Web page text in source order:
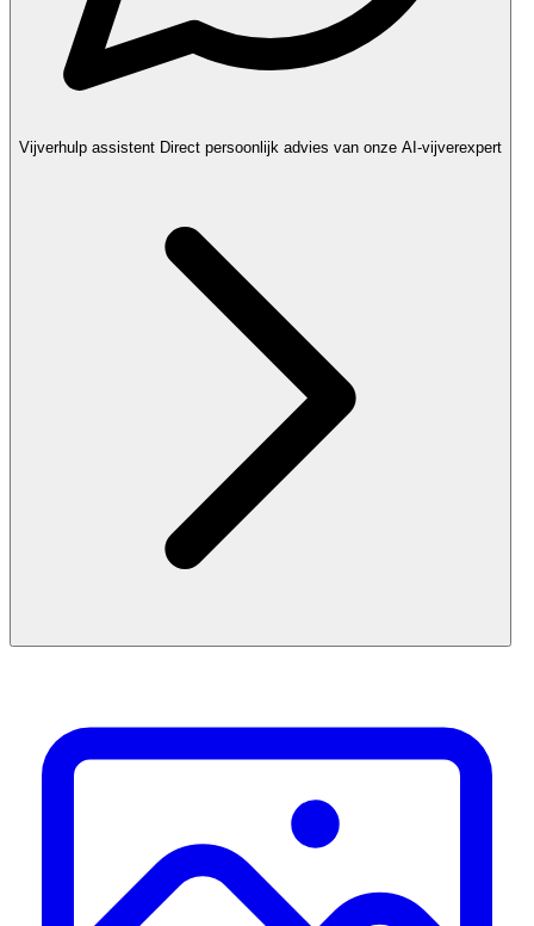
Vijverhulp assistent Direct persoonlijk advies van onze AI-vijverexpert